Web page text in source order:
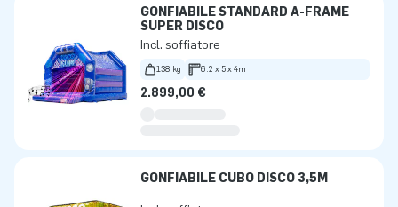
GONFIABILE STANDARD A-FRAME
SUPER DISCO
Incl. soffiatore
138 kg 6.2 x 5 x 4m
2.899,00 €
GONFIABILE CUBO DISCO 3,5M